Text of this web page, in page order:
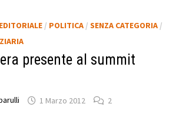
EDITORIALE/ POLITICA/ SENZA CATEGORIA/
era presente al summit
1 Marzo 2012 2